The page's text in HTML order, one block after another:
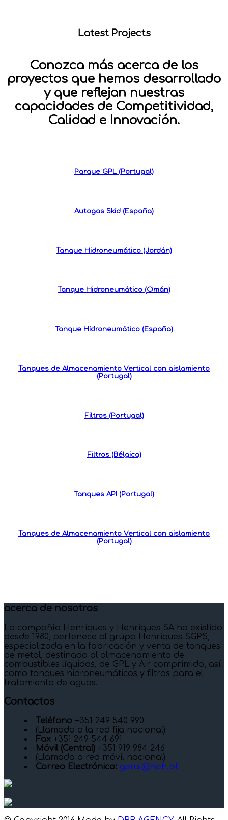
Latest Projects
Conozca más acerca de los
proyectos que hemos desarrollado
y que reflejan nuestras
capacidades de Competitividad,
Calidad e Innovación.
Parque GPL (Portugal)
Autogas Skid (España)
Tanque Hidroneumático (Jordán)
Tanque Hidroneumático (Omán)
Tanque Hidroneumático (España)
Tanques de Almacenamiento Vertical con aislamiento
(Portugal)
Filtros (Portugal)
Filtros (Bélgica)
Tanques API (Portugal)
Tanques de Almacenamiento Vertical con aislamiento
(Portugal)
acerca de nosotros
La compañía Henriques y Henriques SA ha existido
desde 1980, pertenece al grupo Henriques SGPS,
especializada en la fabricación y venta de tanques
de metal, destinada al almacenamiento de
combustibles líquidos, de GPL y Air comprimido, así
como tanques hidroneumáticos y filtros para el
tratamiento de aguas.
Contactos
Teléfono +351 249 540 990
(Llamada a la red fija nacional)
Fax +351 249 544 691
Móvil (Central) +351 919 984 246
(Llamada a red móvil nacional)
Correo Electrónico: geral@heh.pt